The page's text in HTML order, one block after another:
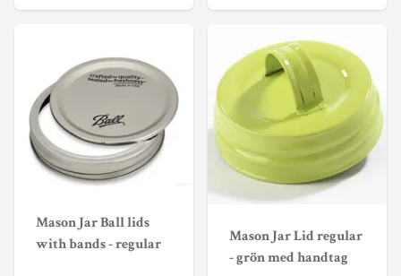
Mason Jar Ball lids
with bands - regular
Mason Jar Lid regular
- grön med handtag